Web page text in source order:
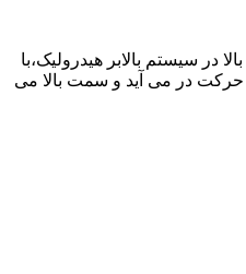
سیستم بالابر هیدرولیک،با
حرکت در می آید و سمت بالا می